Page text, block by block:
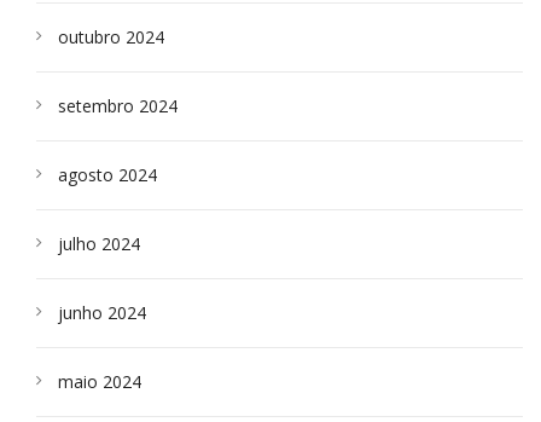
outubro 2024
setembro 2024
agosto 2024
julho 2024
junho 2024
maio 2024